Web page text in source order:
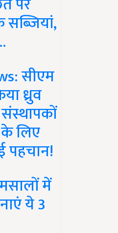
सब्जियां,
सीएम
ध्रुव
लिए
पहचान!
में
ये 3